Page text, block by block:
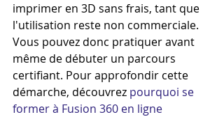
imprimer en 3D sans frais, tant que
l'utilisation reste non commerciale.
Vous pouvez donc pratiquer avant
même de débuter un parcours
certifiant. Pour approfondir cette
démarche, découvrez pourquoi se
former à Fusion 360 en ligne